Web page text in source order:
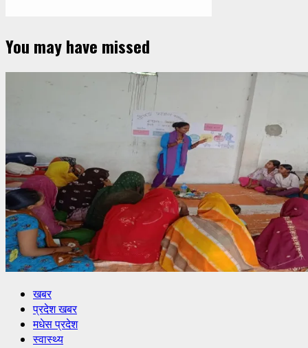
You may have missed
खबर
प्रदेश खबर
मधेस प्रदेश
स्वास्थ्य